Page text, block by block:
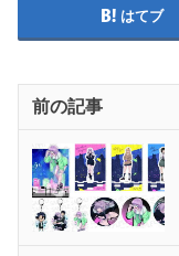
はてブ
前の記事